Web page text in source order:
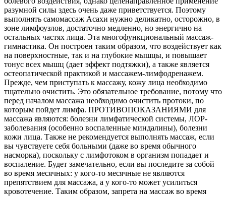
разумной силы здесь очень даже приветствуется. Поэтому
выполнять самомассаж Асахи нужно деликатно, осторожно, в
зоне лимфоузлов, достаточно медленно, но энергично на
остальных частях лица. Эта многофункциональный массаж-
гимнастика. Он построен таким образом, что воздействует как
на поверхностные, так и на глубокие мышцы, и повышает
тонус всех мышц (дает эффект подтяжки), а также является
остеопатической практикой и массажем-лимфодренажем.
Прежде, чем приступать к массажу, кожу лица необходимо
тщательно очистить. Это обязательное требование, потому что
перед началом массажа необходимо очистить протоки, по
которым пойдет лимфа. ПРОТИВОПОКАЗАНИЯМИ для
массажа являются: болезни лимфатической системы, ЛОР-
заболевания (особенно воспаленные миндалины), болезни
кожи лица. Также не рекомендуется выполнять массаж, если
вы чувствуете себя больными (даже во время обычного
насморка), поскольку с лимфотоком в организм попадает и
воспаление. Будет замечательно, если вы последите за собой
во время месячных: у кого-то месячные не являются
препятствием для массажа, а у кого-то может усилиться
кровотечение. Таким образом, запрета на массаж во время